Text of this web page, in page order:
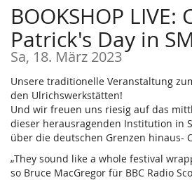
BOOKSHOP LIVE:
Patrick's Day in
Sa, 18. März 2023
Unsere traditionelle Veranstaltung
den Ulrichswerkstätten!
Und wir freuen uns riesig auf das
dieser herausragenden Institution in
über die deutschen Grenzen hinaus-
„They sound like a whole festival
so Bruce MacGregor für BBC Radio